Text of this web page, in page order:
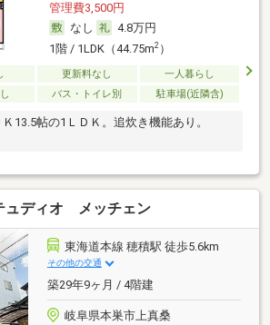
管理費3,500円
なし
4.8万円
1階 / 1LDK（44.75m2）
更新料なし
一人暮らし
バス・トイレ別 駐車場(近隣含)
13.5帖の1ＬＤＫ。追炊き機能あり。
ュディオ メッチェン
東海道本線 穂積駅 徒歩5.6km
その他の交通
築29年9ヶ月 / 4階建
岐阜県本巣市上真桑